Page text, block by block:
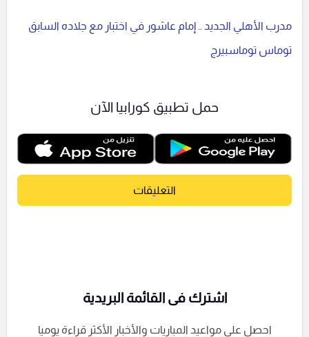
مدرب الأهلي الجديد .. إمام عاشور في اختبار مع جلاده السابق
توماس توماسبيرج
حمل تطبيق كورابيا الآن
التعليقات
اشترك فى القائمة البريدية
احصل على مواعيد المباريات والأخبار الأكثر قراءة يوميا